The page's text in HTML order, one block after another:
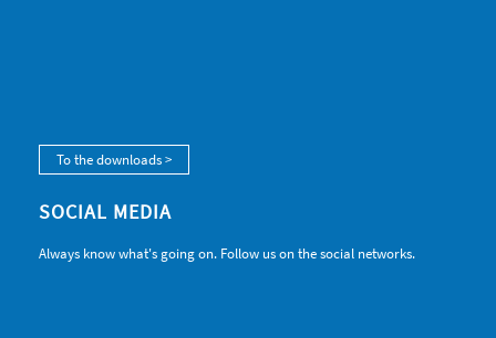
To the downloads >
SOCIAL MEDIA
Always know what's going on. Follow us on the social networks.